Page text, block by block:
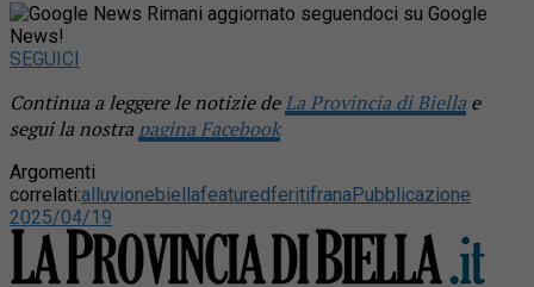
Rimani aggiornato seguendoci su Google
News!
SEGUICI
Continua a leggere le notizie deLa Provincia di Biella e
segui la nostra pagina Facebook
Argomenti
correlati:alluvionebiellafeaturedferitifranaPubblicazione
2025/04/19